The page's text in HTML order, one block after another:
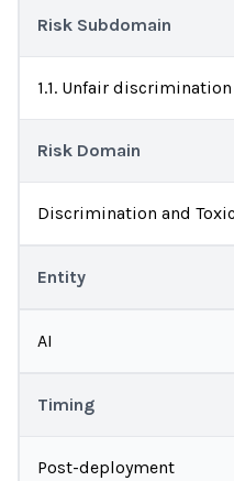
Risk Subdomain
1.1. Unfair
Risk Domain
Discrimination and
Entity
AI
Timing
Post-deployment